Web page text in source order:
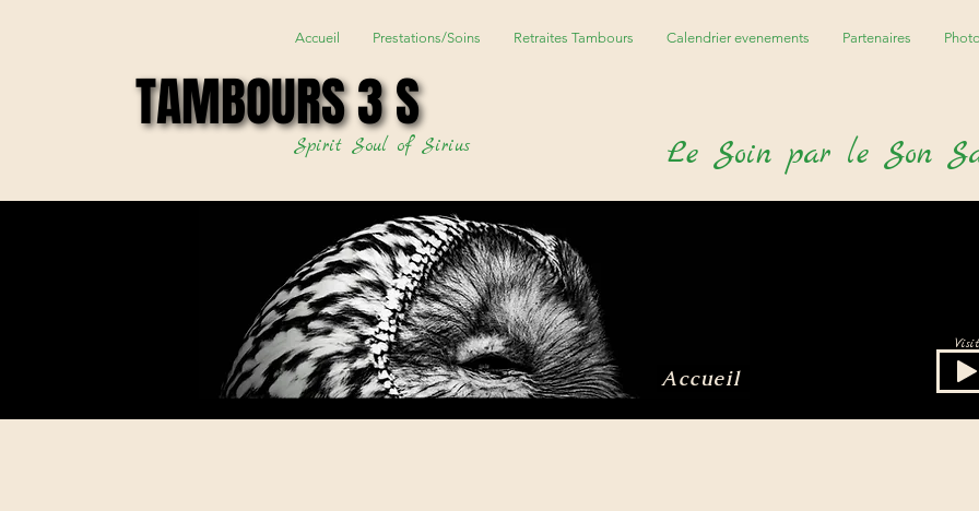
TAMBOURS 3 S
TAMBOURS 3 S
Le Soin par le Son S
Spirit Soul of Sirius
Accueil Prestations/Soins Retraites Tambours Calendrier evenements Partenaires
Accueil